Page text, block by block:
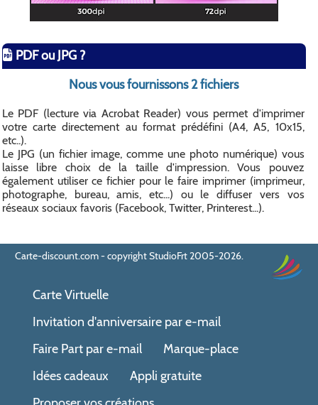
PDF ou JPG ?
Nous vous fournissons 2 fichiers
Le PDF (lecture via Acrobat Reader) vous permet d'imprimer
votre carte directement au format prédéfini (A4, A5, 10x15,
etc..).
Le JPG (un fichier image, comme une photo numérique) vous
laisse libre choix de la taille d'impression. Vous pouvez
également utiliser ce fichier pour le faire imprimer (imprimeur,
photographe, bureau, amis, etc...) ou le diffuser vers vos
réseaux sociaux favoris (Facebook, Twitter, Printerest...).
Carte-discount.com - copyright StudioFrt 2005-2026.
Carte Virtuelle
Invitation d'anniversaire par e-mail
Faire Part par e-mail
Marque-place
Idées cadeaux
Appli gratuite